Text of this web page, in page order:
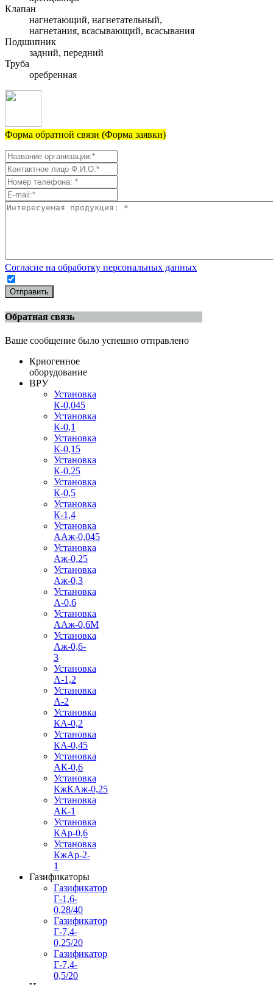
Клапан
нагнетающий, нагнетательный,
нагнетания, всасывающий, всасывания
Подшипник
задний, передний
Труба
оребренная
Форма обратной связи (Форма заявки)
Согласие на обработку персональных данных
Отправить
Обратная связь
Ваше сообщение было успешно отправлено
Криогенное
оборудование
ВРУ
Установка
К-0,045
Установка
К-0,1
Установка
К-0,15
Установка
К-0,25
Установка
К-0,5
Установка
К-1,4
Установка
ААж-0,045
Установка
Аж-0,25
Установка
Аж-0,3
Установка
А-0,6
Установка
ААж-0,6М
Установка
Аж-0,6-
3
Установка
А-1,2
Установка
А-2
Установка
КА-0,2
Установка
КА-0,45
Установка
АК-0,6
Установка
КжКАж-0,25
Установка
АК-1
Установка
КАр-0,6
Установка
КжАр-2-
1
Газификаторы
Газификатор
Г-1,6-
0,28/40
Газификатор
Г-7,4-
0,25/20
Газификатор
Г-7,4-
0,5/20